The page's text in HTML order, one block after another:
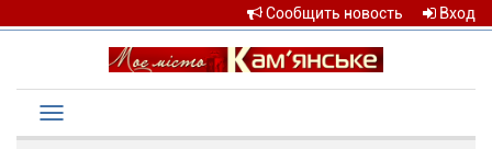
Сообщить новость Вход
navigation